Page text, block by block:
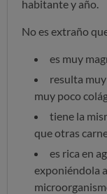
habitante y año.
No es extraño
es muy
resulta muy
muy poco
tiene la
que otras
es rica en
exponiéndola